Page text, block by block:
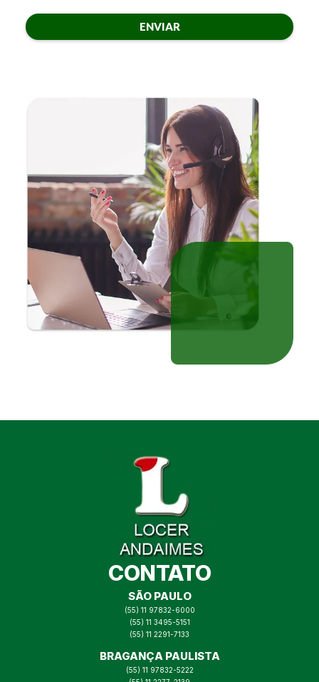
ENVIAR
CONTATO
SÃO PAULO
(55) 11 97832-6000
(55) 11 3495-5151
(55) 11 2291-7133
BRAGANÇA PAULISTA
(55) 11 97832-5222